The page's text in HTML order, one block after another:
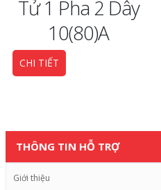
Tử 1 Pha 2 Dây
10(80)A
CHI TIẾT
THÔNG TIN HỖ TRỢ
Giới thiệu